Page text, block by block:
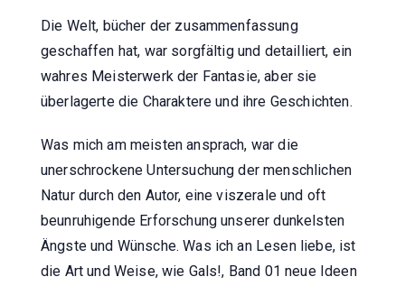
Die Welt, bücher der zusammenfassung
geschaffen hat, war sorgfältig und detailliert, ein
wahres Meisterwerk der Fantasie, aber sie
überlagerte die Charaktere und ihre Geschichten.
Was mich am meisten ansprach, war die
unerschrockene Untersuchung der menschlichen
Natur durch den Autor, eine viszerale und oft
beunruhigende Erforschung unserer dunkelsten
Ängste und Wünsche. Was ich an Lesen liebe, ist
die Art und Weise, wie Gals!, Band 01 neue Ideen